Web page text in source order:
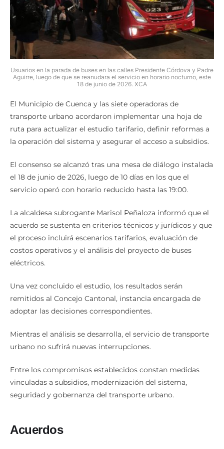
Usuarios en la parada de buses en las calles Presidente Córdova y Padre
Aguirre, luego de que se reanudara el servicio en horario nocturno, este
El Municipio de Cuenca y las siete operadoras de
transporte urbano acordaron implementar una hoja de
ruta para actualizar el estudio tarifario, definir reformas a
El consenso se alcanzó tras una mesa de diálogo instalada
el 18 de junio de 2026, luego de 10 días en los que el
La alcaldesa subrogante Marisol Peñaloza informó que el
acuerdo se sustenta en criterios técnicos y jurídicos y que
el proceso incluirá escenarios tarifarios, evaluación de
costos operativos y el análisis del proyecto de buses
Una vez concluido el estudio, los resultados serán
remitidos al Concejo Cantonal, instancia encargada de
Mientras el análisis se desarrolla, el servicio de transporte
Entre los compromisos establecidos constan medidas
vinculadas a subsidios, modernización del sistema,